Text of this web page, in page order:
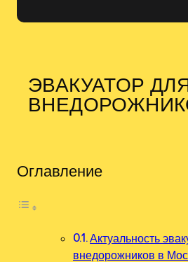
ЭВАКУАТОР
Оглавление
Актуальность
внедорожников в